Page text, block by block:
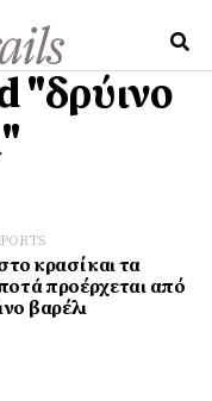
"δρύινο
κρασί και τα
προέρχεται από
βαρέλι